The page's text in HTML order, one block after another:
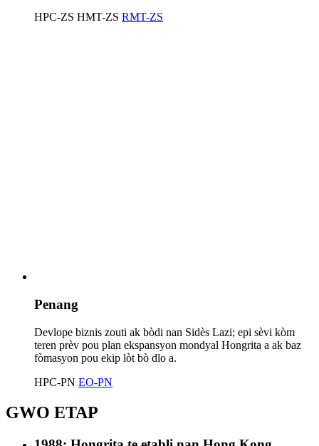
HPC-ZS HMT-ZS RMT-ZS
Penang
Devlope biznis zouti ak bòdi nan Sidès Lazi; epi sèvi kòm
teren prèv pou plan ekspansyon mondyal Hongrita a ak baz
fòmasyon pou ekip lòt bò dlo a.
HPC-PN EO-PN
GWO ETAP